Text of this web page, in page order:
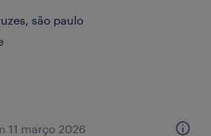
são paulo
11 março 2026